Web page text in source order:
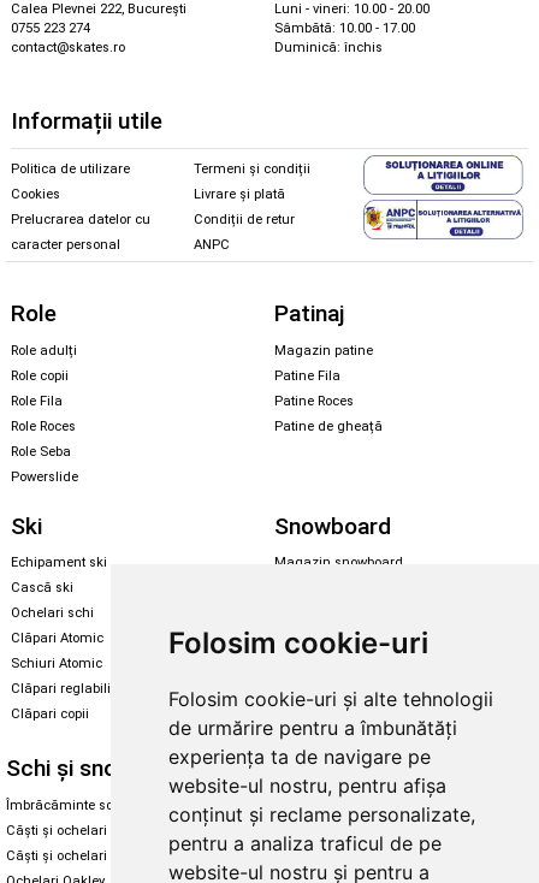
Folosim cookie-uri
Folosim cookie-uri și alte tehnologii
de urmărire pentru a îmbunătăți
experiența ta de navigare pe
website-ul nostru, pentru afișa
conținut și reclame personalizate,
pentru a analiza traficul de pe
website-ul nostru și pentru a
Calea Plevnei 222, București
0755 223 274
contact@skates.ro
Luni - vineri: 10.00 - 20.00
Sâmbătă: 10.00 - 17.00
Duminică: închis
Informații utile
Politica de utilizare
Cookies
Prelucrarea datelor cu
caracter personal
Termeni și condiții
Livrare și plată
Condiții de retur
ANPC
Role
Role adulți
Role copii
Role Fila
Role Roces
Role Seba
Powerslide
Patinaj
Magazin patine
Patine Fila
Patine Roces
Patine de gheață
Ski
Echipament ski
Cască ski
Ochelari schi
Clăpari Atomic
Schiuri Atomic
Clăpari reglabili
Clăpari copii
Snowboard
Magazin snowboard
Skate & longboard
Santa Cruz
Enuff Skateboards
Schi și snowboard
Îmbrăcăminte schi și snowboard
Căști și ochelari de iarnă
Căști și ochelari Alpina
Diverse
Cum aleg rolele
Cum aleg ochelarii
Ochelari de soare Oakley